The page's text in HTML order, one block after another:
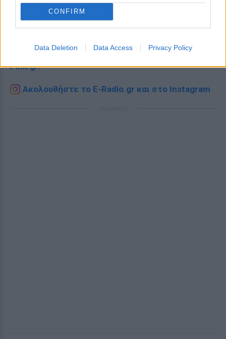
CONFIRM
Data Deletion Data Access Privacy Policy
Ακολουθήστε το E-Radio.gr στοGoogle News
και μάθετε πρώτοιτα πιο hot νέα
Διαβάστε περισσότερα θέματα για
και φυσικά Celebrities
στο νέο
Pink.gr!
Ακολουθήστε το E-Radio.gr και στο Instagram